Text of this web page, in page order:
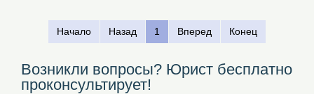
Начало Назад 1 Вперед Конец
Возникли вопросы? Юрист бесплатно
проконсультирует!